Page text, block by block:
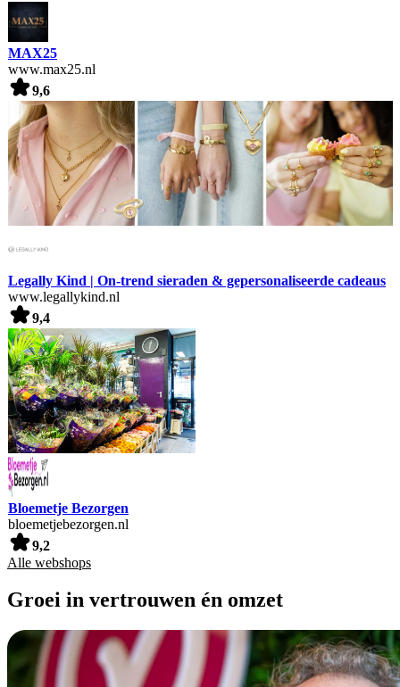
MAX25
www.max25.nl
9,6
Legally Kind | On-trend sieraden & gepersonaliseerde cadeaus
www.legallykind.nl
9,4
Bloemetje Bezorgen
bloemetjebezorgen.nl
9,2
Alle webshops
Groei in vertrouwen én omzet